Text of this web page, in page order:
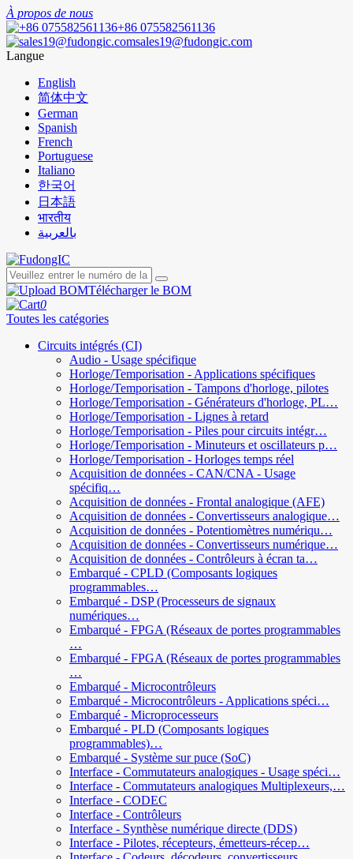
À propos de nous
+86 075582561136
sales19@fudongic.com
Langue
English
简体中文
German
Spanish
French
Portuguese
Italiano
한국어
日本語
भारतीय
بالعربية
Télécharger le BOM
0
Toutes les catégories
Circuits intégrés (CI)
Audio - Usage spécifique
Horloge/Temporisation - Applications spécifiques
Horloge/Temporisation - Tampons d'horloge, pilotes
Horloge/Temporisation - Générateurs d'horloge, PL…
Horloge/Temporisation - Lignes à retard
Horloge/Temporisation - Piles pour circuits intégr…
Horloge/Temporisation - Minuteurs et oscillateurs p…
Horloge/Temporisation - Horloges temps réel
Acquisition de données - CAN/CNA - Usage
spécifiq…
Acquisition de données - Frontal analogique (AFE)
Acquisition de données - Convertisseurs analogique…
Acquisition de données - Potentiomètres numériqu…
Acquisition de données - Convertisseurs numérique…
Acquisition de données - Contrôleurs à écran ta…
Embarqué - CPLD (Composants logiques
programmables…
Embarqué - DSP (Processeurs de signaux
numériques…
Embarqué - FPGA (Réseaux de portes programmables
…
Embarqué - FPGA (Réseaux de portes programmables
…
Embarqué - Microcontrôleurs
Embarqué - Microcontrôleurs - Applications spéci…
Embarqué - Microprocesseurs
Embarqué - PLD (Composants logiques
programmables)…
Embarqué - Système sur puce (SoC)
Interface - Commutateurs analogiques - Usage spéci…
Interface - Commutateurs analogiques Multiplexeurs,…
Interface - CODEC
Interface - Contrôleurs
Interface - Synthèse numérique directe (DDS)
Interface - Pilotes, récepteurs, émetteurs-récep…